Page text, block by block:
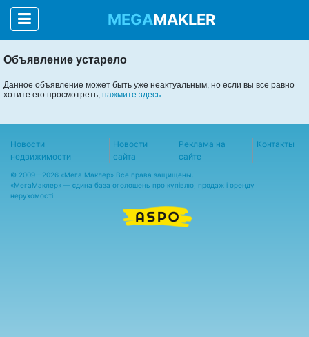
MEGAMAKLER
Объявление устарело
Данное объявление может быть уже неактуальным, но если вы все равно
хотите его просмотреть, нажмите здесь.
Новости
недвижимости
Новости
сайта
Реклама на
сайте
Контакты
© 2009—2026 «Мега Маклер» Все права защищены.
«МегаМаклер» — єдина база оголошень про купівлю, продаж і оренду
нерухомості.